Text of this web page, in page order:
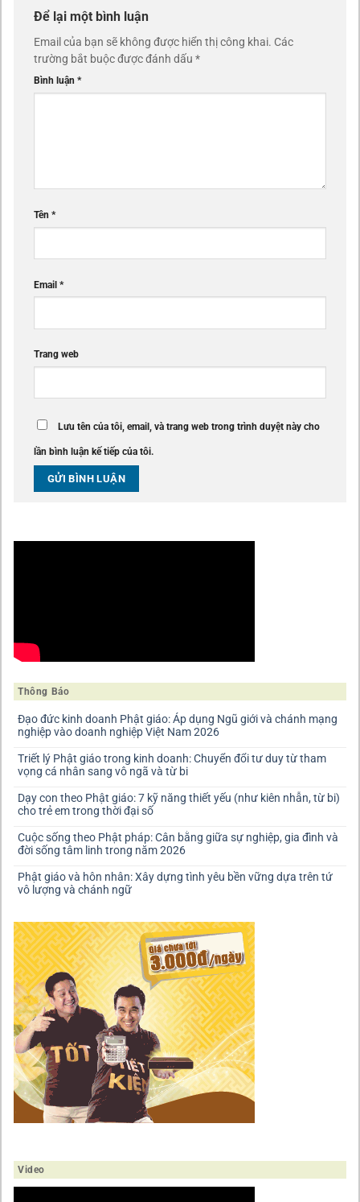
Để lại một bình luận
Email của bạn sẽ không được hiển thị công khai. Các
trường bắt buộc được đánh dấu *
Bình luận *
Tên *
Email *
Trang web
Lưu tên của tôi, email, và trang web trong trình duyệt này cho
lần bình luận kế tiếp của tôi.
Thông Báo
Đạo đức kinh doanh Phật giáo: Áp dụng Ngũ giới và chánh mạng
nghiệp vào doanh nghiệp Việt Nam 2026
Triết lý Phật giáo trong kinh doanh: Chuyển đổi tư duy từ tham
vọng cá nhân sang vô ngã và từ bi
Dạy con theo Phật giáo: 7 kỹ năng thiết yếu (như kiên nhẫn, từ bi)
cho trẻ em trong thời đại số
Cuộc sống theo Phật pháp: Cân bằng giữa sự nghiệp, gia đình và
đời sống tâm linh trong năm 2026
Phật giáo và hôn nhân: Xây dựng tình yêu bền vững dựa trên tứ
vô lượng và chánh ngữ
Video